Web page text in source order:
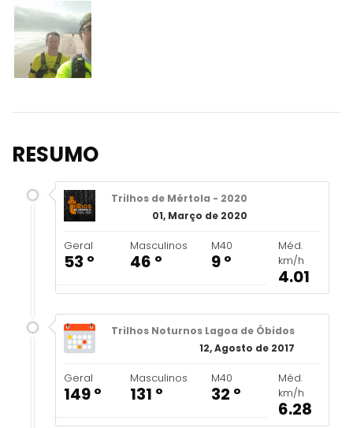
RESUMO
Trilhos de Mértola - 2020
01, Março de 2020
Geral
53 º
Masculinos
46 º
M40
9 º
Méd.
km/h
4.01
Trilhos Noturnos Lagoa de Óbidos
12, Agosto de 2017
Geral
149 º
Masculinos
131 º
M40
32 º
Méd.
km/h
6.28